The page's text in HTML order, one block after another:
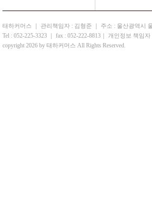
태하커머스 ｜ 관리책임자 : 김형준 ｜ 주소 : 울산광역시
Tel : 052-225-3323 ｜ fax : 052-222-8813｜ 개인정보 책임
copyright 2026 by 태하커머스 All Rights Reserved.